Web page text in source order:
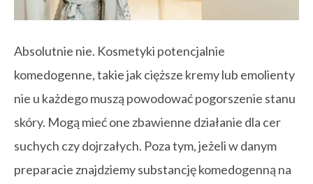
Absolutnie nie. Kosmetyki potencjalnie
komedogenne, takie jak cięższe kremy lub emolienty
nie u każdego muszą powodować pogorszenie stanu
skóry. Mogą mieć one zbawienne działanie dla cer
suchych czy dojrzałych. Poza tym, jeżeli w danym
preparacie znajdziemy substancję komedogenną na